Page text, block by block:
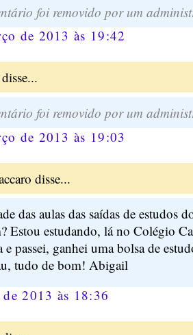
foi removido por um
de 2013 às 19:42
foi removido por um
de 2013 às 19:03
disse...
das aulas das saídas de estudos
Estou estudando, lá no Colégio
e passei, ganhei uma bolsa de
tudo de bom! Abigail
2013 às 18:36